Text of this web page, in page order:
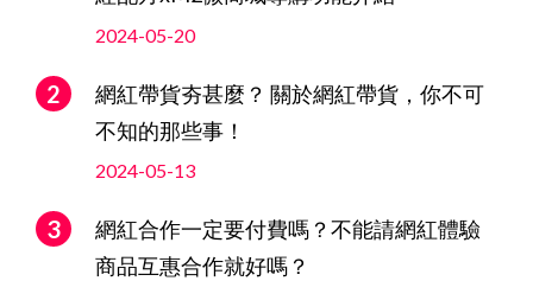
2024-05-20
網紅帶貨夯甚麼？ 關於網紅帶貨，你不可
不知的那些事！
2024-05-13
網紅合作一定要付費嗎？不能請網紅體驗
商品互惠合作就好嗎？